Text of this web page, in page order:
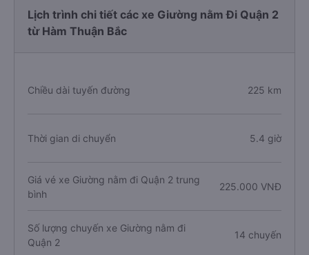
Lịch trình chi tiết các xe Giường nằm Đi Quận 2
từ Hàm Thuận Bắc
Chiều dài tuyến đường 225 km
Thời gian di chuyển 5.4 giờ
Giá vé xe Giường nằm đi Quận 2 trung
bình
225.000 VNĐ
Số lượng chuyến xe Giường nằm đi
Quận 2
14 chuyến